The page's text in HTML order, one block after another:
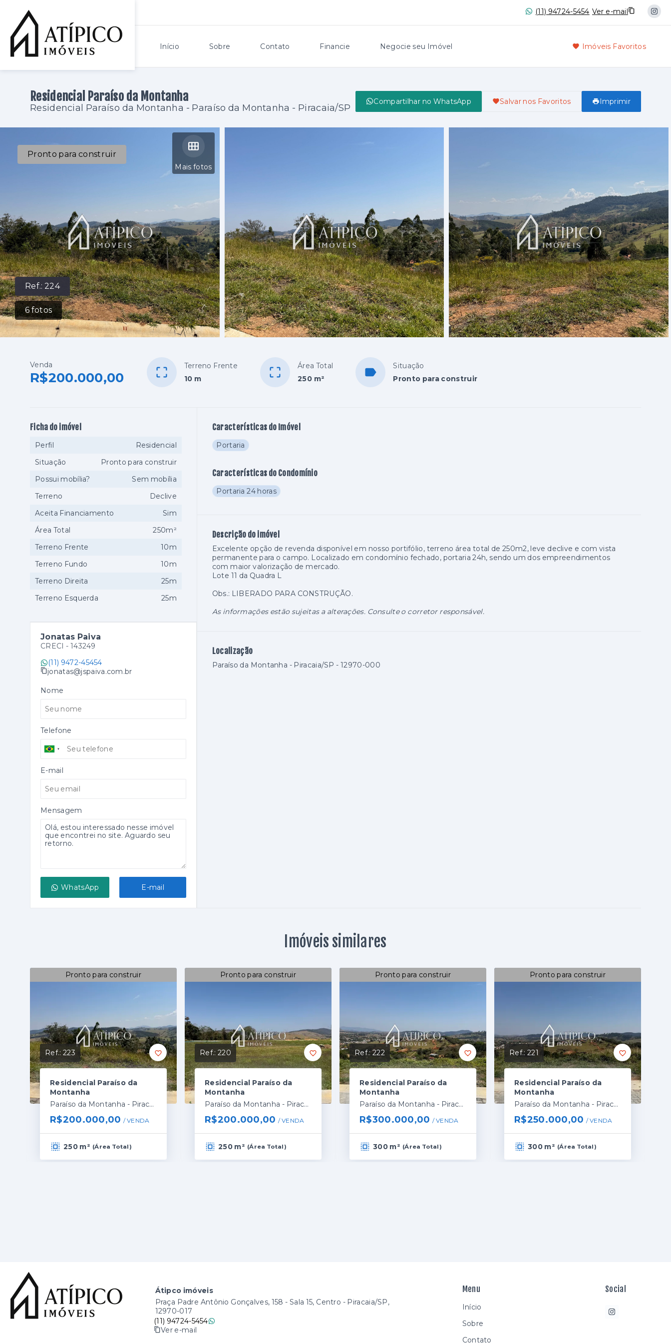
(11) 94724-5454 Ver e-mail
Início Sobre Contato Financie Negocie seu Imóvel Imóveis Favoritos
Residencial Paraíso da Montanha
Residencial Paraíso da Montanha - Paraíso da Montanha - Piracaia/SP
Compartilhar no WhatsApp Salvar nos Favoritos Imprimir
Ref.:224
6fotos
Mais fotos
Pronto para construir
Venda
R$200.000,00
Terreno Frente
10 m
Área Total
250 m²
Situação
Pronto para construir
Características do Imóvel
Portaria
Características do Condomínio
Portaria 24 horas
Descrição do imóvel
Excelente opção de revenda disponível em nosso portifólio, terreno área total de 250m2, leve declive e com vista
permanente para o campo. Localizado em condomínio fechado, portaria 24h, sendo um dos empreendimentos
com maior valorização de mercado.
Lote 11 da Quadra L
Obs.: LIBERADO PARA CONSTRUÇÃO.
As informações estão sujeitas a alterações. Consulte o corretor responsável.
Localização
Paraíso da Montanha - Piracaia/SP - 12970-000
Ficha do imóvel
Perfil
Residencial
Situação
Pronto para construir
Possui mobília?
Sem mobília
Terreno
Declive
Aceita Financiamento
Sim
Área Total
250m²
Terreno Frente
10m
Terreno Fundo
10m
Terreno Direita
25m
Terreno Esquerda
25m
Jonatas Paiva
CRECI - 143249
(11) 9472-45454
jonatas@jspaiva.com.br
Nome
Telefone
E-mail
Mensagem
WhatsApp E-mail
Imóveis similares
Pronto para construir
Ref.:223
Residencial Paraíso da
Montanha
Paraíso da Montanha - Piracaia/SP
R$200.000,00 / VENDA
250 m² (Área Total)
Pronto para construir
Ref.:220
Residencial Paraíso da
Montanha
Paraíso da Montanha - Piracaia/SP
R$200.000,00 / VENDA
250 m² (Área Total)
Pronto para construir
Ref.:222
Residencial Paraíso da
Montanha
Paraíso da Montanha - Piracaia/SP
R$300.000,00 / VENDA
300 m² (Área Total)
Pronto para construir
Ref.:221
Residencial Paraíso da
Montanha
Paraíso da Montanha - Piracaia/SP
R$250.000,00 / VENDA
300 m² (Área Total)
Átipco imóveis
Praça Padre Antônio Gonçalves, 158 - Sala 15, Centro - Piracaia/SP,
12970-017
(11) 94724-5454
Ver e-mail
Menu
Início
Sobre
Contato
Social